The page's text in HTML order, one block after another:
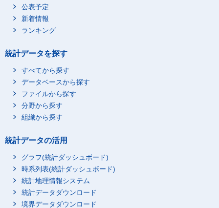
公表予定
新着情報
ランキング
統計データを探す
すべてから探す
データベースから探す
ファイルから探す
分野から探す
組織から探す
統計データの活用
グラフ(統計ダッシュボード)
時系列表(統計ダッシュボード)
統計地理情報システム
統計データダウンロード
境界データダウンロード